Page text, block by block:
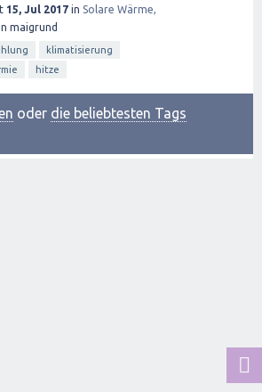
15, Jul 2017 in Solare Wärme,
maigrund
klimatisierung
hitze
oder die beliebtesten Tags